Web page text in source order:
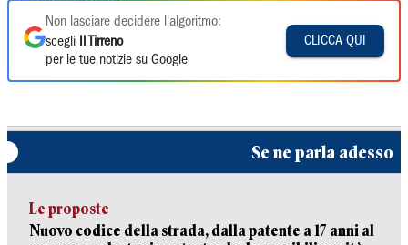
Non lasciare decidere l'algoritmo:
scegli
Il Tirreno
per le tue notizie su Google
CLICCA QUI
Se ne parla adesso
Le proposte
Nuovo codice della strada, dalla patente a 17 anni al